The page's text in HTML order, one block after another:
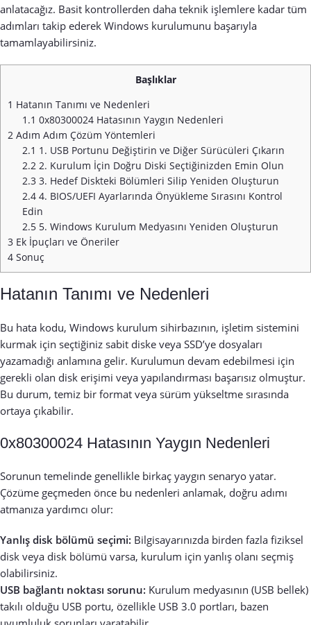
anlatacağız. Basit kontrollerden daha teknik işlemlere kadar tüm
adımları takip ederek Windows kurulumunu başarıyla
tamamlayabilirsiniz.
Başlıklar
1 Hatanın Tanımı ve Nedenleri
1.1 0x80300024 Hatasının Yaygın Nedenleri
2 Adım Adım Çözüm Yöntemleri
2.1 1. USB Portunu Değiştirin ve Diğer Sürücüleri Çıkarın
2.2 2. Kurulum İçin Doğru Diski Seçtiğinizden Emin Olun
2.3 3. Hedef Diskteki Bölümleri Silip Yeniden Oluşturun
2.4 4. BIOS/UEFI Ayarlarında Önyükleme Sırasını Kontrol
Edin
2.5 5. Windows Kurulum Medyasını Yeniden Oluşturun
3 Ek İpuçları ve Öneriler
4 Sonuç
Hatanın Tanımı ve Nedenleri
Bu hata kodu, Windows kurulum sihirbazının, işletim sistemini
kurmak için seçtiğiniz sabit diske veya SSD’ye dosyaları
yazamadığı anlamına gelir. Kurulumun devam edebilmesi için
gerekli olan disk erişimi veya yapılandırması başarısız olmuştur.
Bu durum, temiz bir format veya sürüm yükseltme sırasında
ortaya çıkabilir.
0x80300024 Hatasının Yaygın Nedenleri
Sorunun temelinde genellikle birkaç yaygın senaryo yatar.
Çözüme geçmeden önce bu nedenleri anlamak, doğru adımı
atmanıza yardımcı olur:
Yanlış disk bölümü seçimi: Bilgisayarınızda birden fazla fiziksel
disk veya disk bölümü varsa, kurulum için yanlış olanı seçmiş
olabilirsiniz.
USB bağlantı noktası sorunu: Kurulum medyasının (USB bellek)
takılı olduğu USB portu, özellikle USB 3.0 portları, bazen